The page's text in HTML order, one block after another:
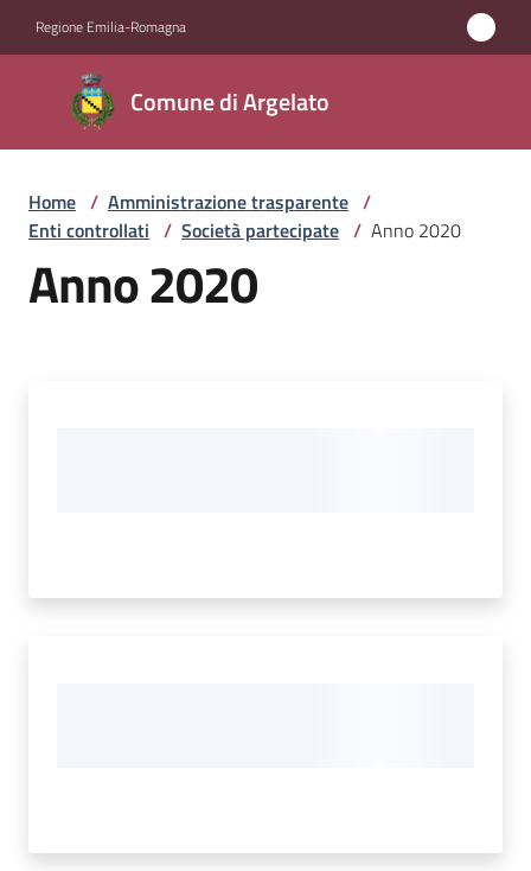
Regione Emilia-Romagna
Comune di Argelato
Comune
di
Argelato
Menu selezionato
Home / Amministrazione trasparente /
Enti controllati / Società partecipate / Anno 2020
Anno 2020